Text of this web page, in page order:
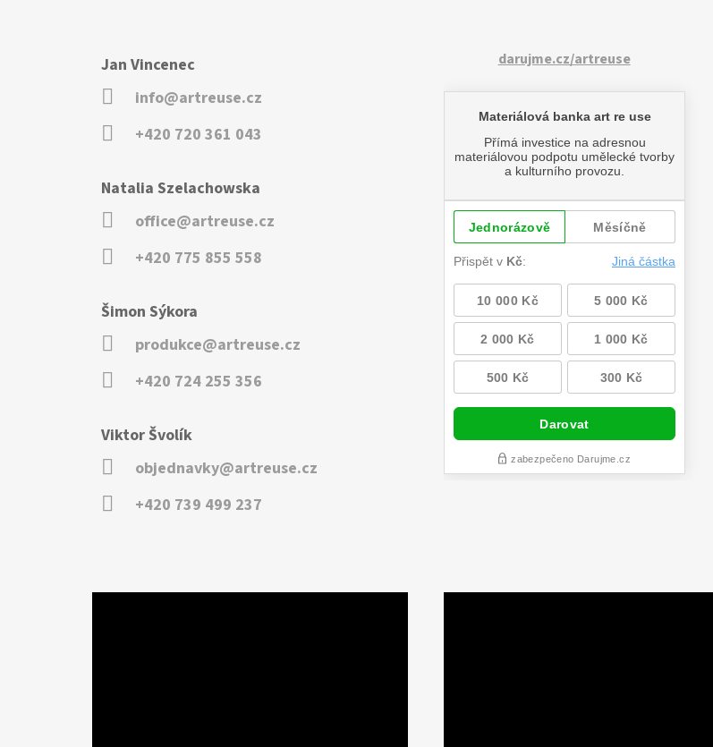
Jan Vincenec
info@artreuse.cz
+420 720 361 043
Natalia Szelachowska
office@artreuse.cz
+420 775 855 558
Šimon Sýkora
produkce@artreuse.cz
+420 724 255 356
Viktor Švolík
objednavky@artreuse.cz
+420 739 499 237
darujme.cz/artreuse